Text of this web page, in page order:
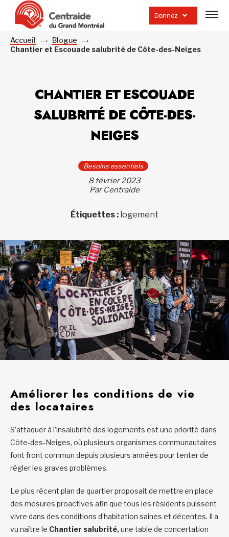
Donnez
la
Accueil
Blogue
Chantier et Escouade salubrité de Côte-des-Neiges
CHANTIER ET ESCOUADE
SALUBRITÉ DE CÔTE-DES-
NEIGES
Besoins essentiels
8 février 2023
Par Centraide
Étiquettes : logement
Améliorer les conditions de vie
des locataires
S’attaquer à l’insalubrité des logements est une priorité dans
Côte-des-Neiges, où plusieurs organismes communautaires
font front commun depuis plusieurs années pour tenter de
régler les graves problèmes.
Le plus récent plan de quartier proposait de mettre en place
des mesures proactives afin que tous les résidents puissent
vivre dans des conditions d’habitation saines et décentes. Il a
vu naître le Chantier salubrité,une table de concertation